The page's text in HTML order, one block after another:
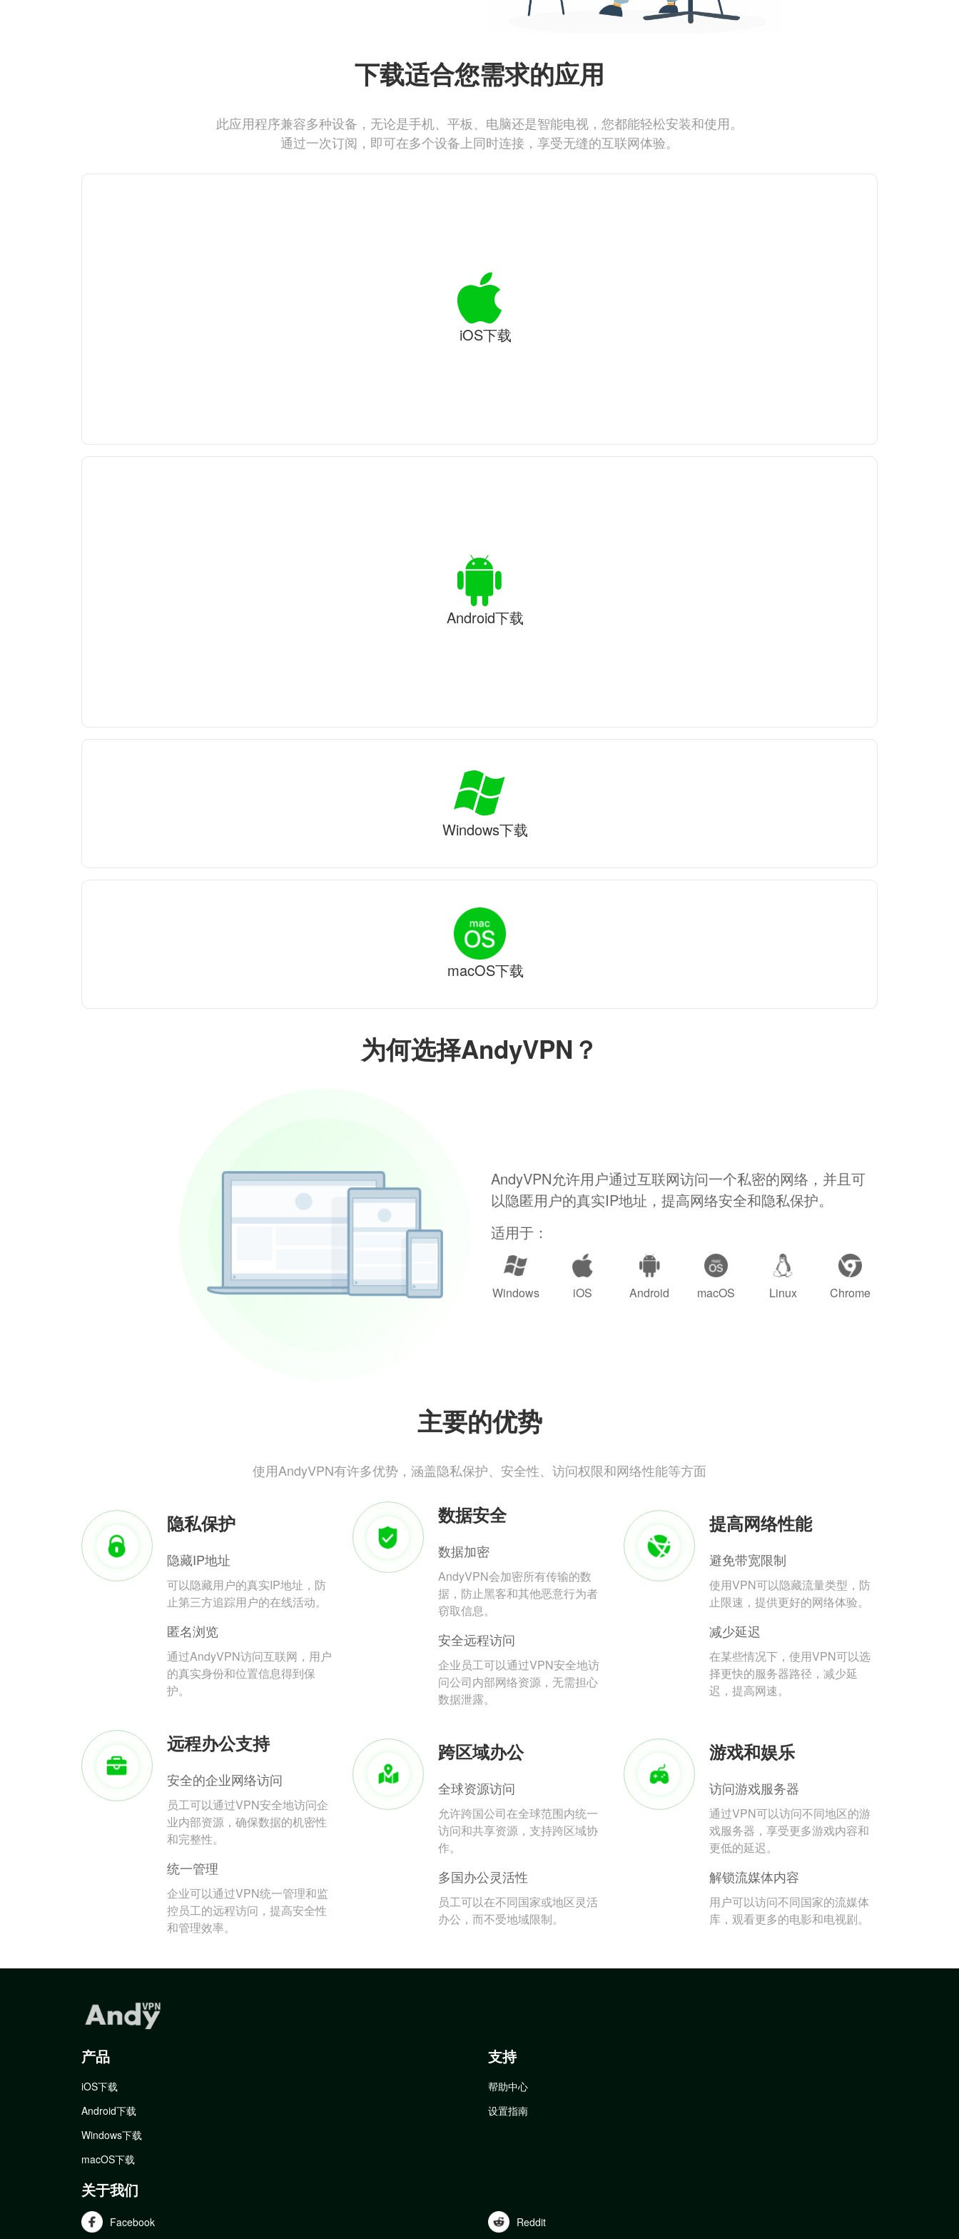
为何选择AndyVPN？
AndyVPN允许用户通过互联网访问一个私密的网络，并且可
以隐匿用户的真实IP地址，提高网络安全和隐私保护。
适用于：
Windows iOS Android macOS Linux Chrome
主要的优势
使用AndyVPN有许多优势，涵盖隐私保护、安全性、访问权限和网络性能等方面
隐私保护
隐藏IP地址
可以隐藏用户的真实IP地址，防
止第三方追踪用户的在线活动。
匿名浏览
通过AndyVPN访问互联网，用户
的真实身份和位置信息得到保
护。
数据安全
数据加密
AndyVPN会加密所有传输的数
据，防止黑客和其他恶意行为者
窃取信息。
安全远程访问
企业员工可以通过VPN安全地访
问公司内部网络资源，无需担心
数据泄露。
提高网络性能
避免带宽限制
使用VPN可以隐藏流量类型，防
止限速，提供更好的网络体验。
减少延迟
在某些情况下，使用VPN可以选
择更快的服务器路径，减少延
迟，提高网速。
远程办公支持
安全的企业网络访问
员工可以通过VPN安全地访问企
业内部资源，确保数据的机密性
和完整性。
统一管理
企业可以通过VPN统一管理和监
控员工的远程访问，提高安全性
和管理效率。
跨区域办公
全球资源访问
允许跨国公司在全球范围内统一
访问和共享资源，支持跨区域协
作。
多国办公灵活性
员工可以在不同国家或地区灵活
办公，而不受地域限制。
游戏和娱乐
访问游戏服务器
通过VPN可以访问不同地区的游
戏服务器，享受更多游戏内容和
更低的延迟。
解锁流媒体内容
用户可以访问不同国家的流媒体
库，观看更多的电影和电视剧。
下载适合您需求的应用
此应用程序兼容多种设备，无论是手机、平板、电脑还是智能电视，您都能轻松安装和使用。
通过一次订阅，即可在多个设备上同时连接，享受无缝的互联网体验。
iOS下载
Android下载
Windows下载
macOS下载
产品
iOS下载
Android下载
Windows下载
macOS下载
支持
帮助中心
设置指南
关于我们
Facebook Reddit